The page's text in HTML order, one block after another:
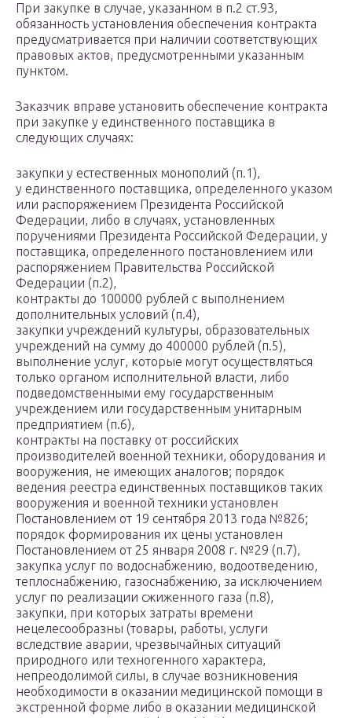
При закупке в случае, указанном в п.2 ст.93,
обязанность установления обеспечения контракта
предусматривается при наличии соответствующих
правовых актов, предусмотренными указанным
пунктом.
Заказчик вправе установить обеспечение контракта
при закупке у единственного поставщика в
следующих случаях:
закупки у естественных монополий (п.1),
у единственного поставщика, определенного указом
или распоряжением Президента Российской
Федерации, либо в случаях, установленных
поручениями Президента Российской Федерации, у
поставщика, определенного постановлением или
распоряжением Правительства Российской
Федерации (п.2),
контракты до 100000 рублей с выполнением
дополнительных условий (п.4),
закупки учреждений культуры, образовательных
учреждений на сумму до 400000 рублей (п.5),
выполнение услуг, которые могут осуществляться
только органом исполнительной власти, либо
подведомственными ему государственным
учреждением или государственным унитарным
предприятием (п.6),
контракты на поставку от российских
производителей военной техники, оборудования и
вооружения, не имеющих аналогов; порядок
ведения реестра единственных поставщиков таких
вооружения и военной техники установлен
Постановлением от 19 сентября 2013 года №826;
порядок формирования их цены установлен
Постановлением от 25 января 2008 г. №29 (п.7),
закупка услуг по водоснабжению, водоотведению,
теплоснабжению, газоснабжению, за исключением
услуг по реализации сжиженного газа (п.8),
закупки, при которых затраты времени
нецелесообразны (товары, работы, услуги
вследствие аварии, чрезвычайных ситуаций
природного или техногенного характера,
непреодолимой силы, в случае возникновения
необходимости в оказании медицинской помощи в
экстренной форме либо в оказании медицинской